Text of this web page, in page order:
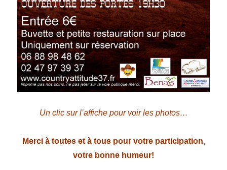
Un clic sur l’affiche pour voir les photos…
Merci à toutes et à tous pour votre participation,
votre bonne humeur!